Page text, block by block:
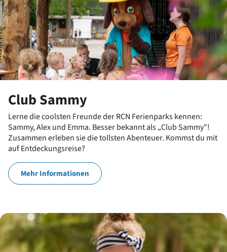
Club Sammy
Lerne die coolsten Freunde der RCN Ferienparks kennen:
Sammy, Alex und Emma. Besser bekannt als „Club Sammy"!
Zusammen erleben sie die tollsten Abenteuer. Kommst du mit
auf Entdeckungsreise?
Mehr Informationen